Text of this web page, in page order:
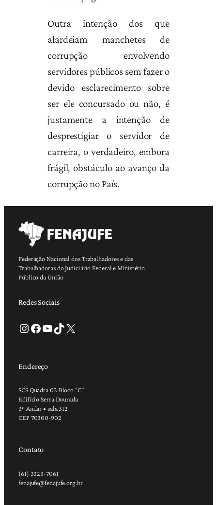
Outra intenção dos que
alardeiam manchetes de
corrupção envolvendo
servidores públicos sem fazer o
devido esclarecimento sobre
ser ele concursado ou não, é
justamente a intenção de
desprestigiar o servidor de
carreira, o verdadeiro, embora
frágil, obstáculo ao avanço da
corrupção no País.
Federação Nacional dos Trabalhadores e das
Trabalhadoras do Judiciário Federal e Ministério
Público da União
Redes Sociais
Instagram Facebook Youtube TikTok X
Endereço
SCS Quadra 02 Bloco “C”
Edifício Serra Dourada
3º Andar • sala 312
CEP 70300-902
Contato
(61) 3323-7061
fenajufe@fenajufe.org.br